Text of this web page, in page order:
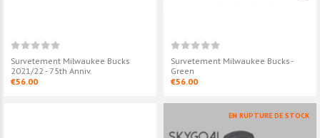
Survetement Milwaukee Bucks
2021/22 - 75th Anniv.
€56.00
Survetement Milwaukee Bucks -
Green
€56.00
EN RUPTURE DE STOCK